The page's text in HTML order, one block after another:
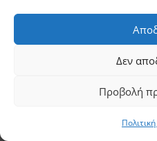
Δεν
Προβολή
στο βιβλίο παίζουν
και ο Δημήτρης.
αλλάζουν
πρωταγωνιστών